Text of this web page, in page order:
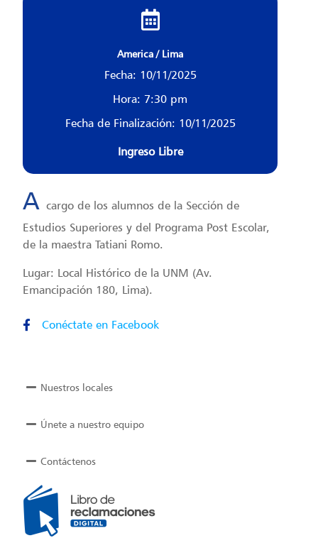
America / Lima
Fecha: 10/11/2025
Hora: 7:30 pm
Fecha de Finalización: 10/11/2025
Ingreso Libre
A cargo de los alumnos de la Sección de
Estudios Superiores y del Programa Post Escolar,
de la maestra Tatiani Romo.
Lugar: Local Histórico de la UNM (Av.
Emancipación 180, Lima).
Conéctate en Facebook
Nuestros locales
Únete a nuestro equipo
Contáctenos